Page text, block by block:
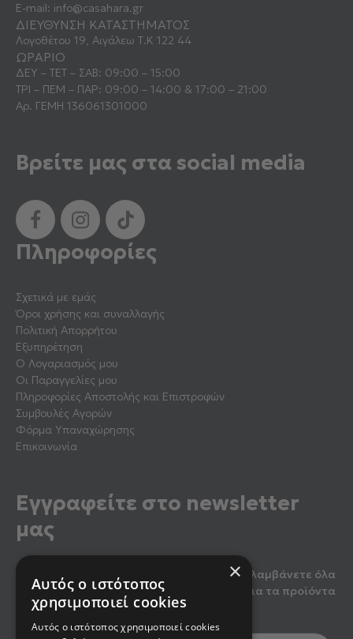
E-mail: info@casahara.gr
ΔΙΕΥΘΥΝΣΗ ΚΑΤΑΣΤΗΜΑΤΟΣ
Λογοθέτου 19, Αιγάλεω Τ.Κ 122 44
ΩΡΑΡΙΟ
ΔΕΥ – ΤΕΤ – ΣΑΒ: 09:00 – 15:00
ΤΡΙ – ΠΕΜ – ΠΑΡ: 09:00 – 14:00 & 17:00 – 21:00
Αρ. ΓΕΜΗ 136061301000
Βρείτε μας στα social media
Πληροφορίες
Σχετικά με εμάς
Όροι χρήσης και συναλλαγής
Πολιτική Απορρήτου
Εξυπηρέτηση
Ο Λογαριασμός μου
Οι Παραγγελίες μου
Πληροφορίες Αποστολής και Επιστροφών
Συμβουλές Αγορών
Φόρμα Υπαναχώρησης
Επικοινωνία
Εγγραφείτε στο newsletter
μας
Κάντε εγγραφή στο newsletter μας για να λαμβάνετε όλα
τα τελευταία νέα, καθώς και προσφορές για τα προϊόντα
μας.
×
Αυτός ο ιστότοπος
χρησιμοποιεί cookies
Αυτός ο ιστότοπος χρησιμοποιεί cookies